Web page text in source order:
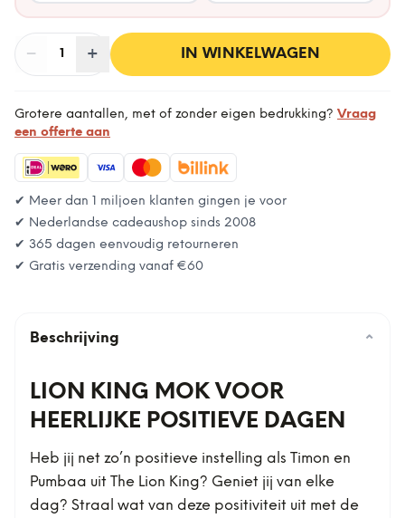
− Aantal
1 + IN WINKELWAGEN
Grotere aantallen, met of zonder eigen bedrukking? Vraag
een offerte aan
✔ Meer dan 1 miljoen klanten gingen je voor
✔ Nederlandse cadeaushop sinds 2008
✔ 365 dagen eenvoudig retourneren
✔ Gratis verzending vanaf €60
Beschrijving ⌄
LION KING MOK VOOR
HEERLIJKE POSITIEVE DAGEN
Heb jij net zo’n positieve instelling als Timon en
Pumbaa uit The Lion King? Geniet jij van elke
dag? Straal wat van deze positiviteit uit met de